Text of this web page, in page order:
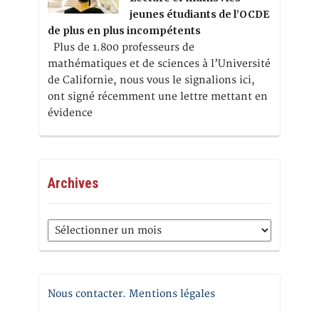
jeunes étudiants de l’OCDE
de plus en plus incompétents
Plus de 1.800 professeurs de
mathématiques et de sciences à l’Université
de Californie, nous vous le signalions ici,
ont signé récemment une lettre mettant en
évidence
Archives
Archives
Nous contacter. Mentions légales